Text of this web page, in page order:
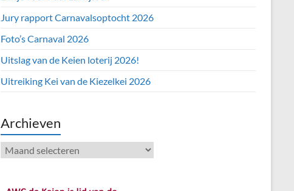
Jury rapport Carnavalsoptocht 2026
Foto’s Carnaval 2026
Uitslag van de Keien loterij 2026!
Uitreiking Kei van de Kiezelkei 2026
Archieven
Archieven